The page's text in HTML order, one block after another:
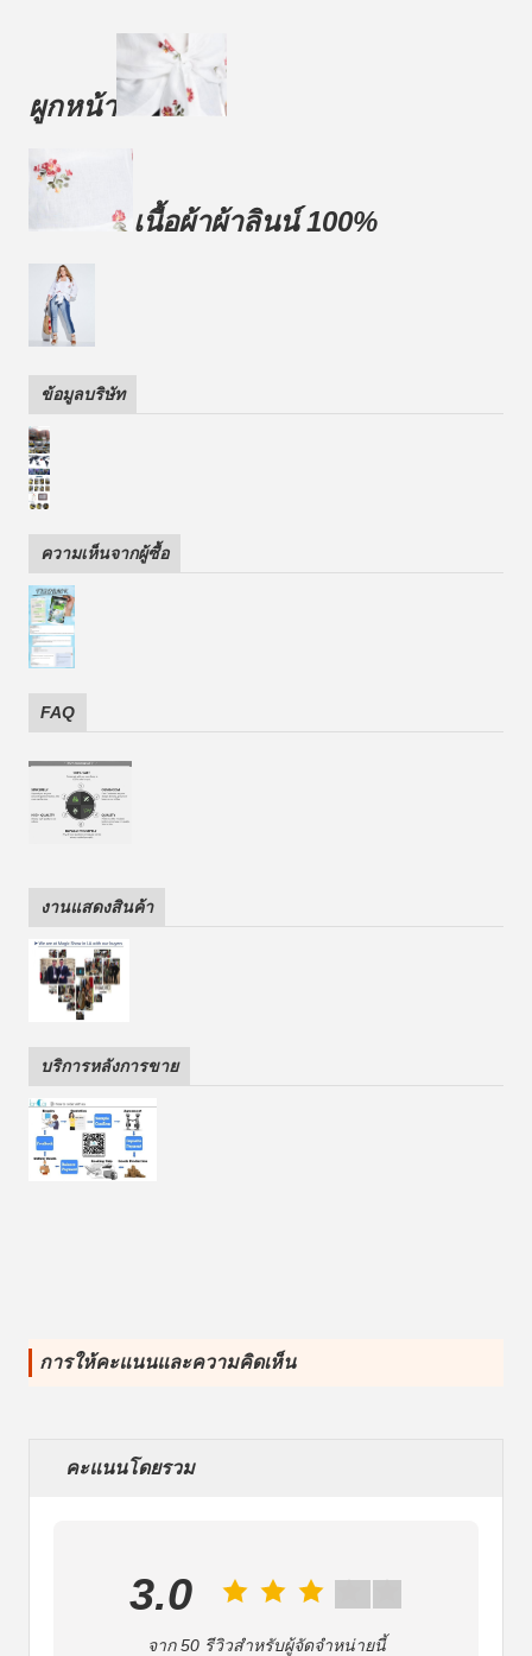
ผูกหน้า
เนื้อผ้าผ้าลินน์ 100%
ข้อมูลบริษัท
ความเห็นจากผู้ซื้อ
FAQ
งานแสดงสินค้า
บริการหลังการขาย
การให้คะแนนและความคิดเห็น
คะแนนโดยรวม
3.0
จาก 50 รีวิวสําหรับผู้จัดจําหน่ายนี้